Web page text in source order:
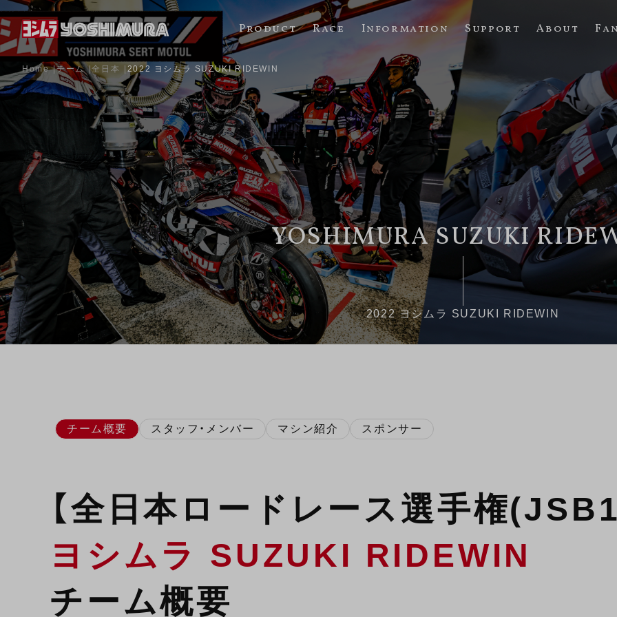
Product Race Information Support About
Home チーム 全日本 2022 ヨシムラ SUZUKI RIDEWIN
2022 ヨシムラ SUZUKI RIDEWIN
チーム概要 スタッフ・メンバー マシン紹介 スポンサー
【全日本ロードレース選手権
ヨシムラ SUZUKI RIDEWIN
チーム概要